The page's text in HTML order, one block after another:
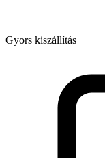
Gyors kiszállítás